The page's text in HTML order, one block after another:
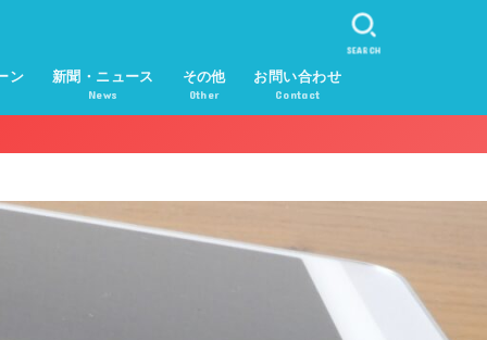
ン 新聞・ニュース
News
その他
Other
お問い合わせ
Contact
SEARCH